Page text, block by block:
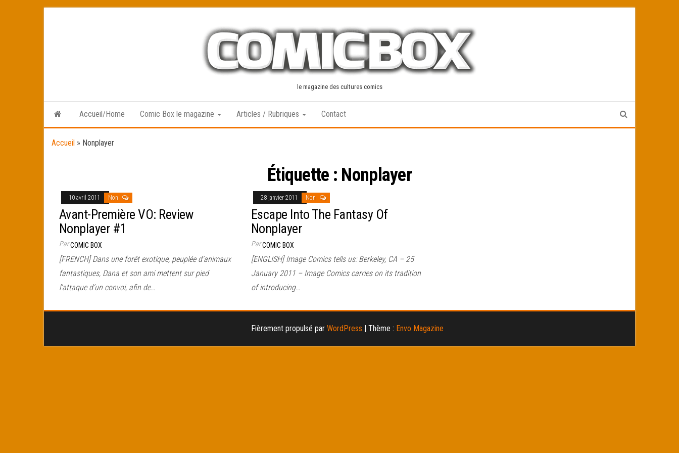
le magazine des cultures comics
Accueil/Home Comic Box le magazine Articles / Rubriques Contact
Accueil » Nonplayer
Étiquette : Nonplayer
10 avril 2011 Non
Avant-Première VO: Review
Nonplayer #1
ParCOMIC BOX
[FRENCH] Dans une forêt exotique, peuplée d’animaux
fantastiques, Dana et son ami mettent sur pied
l’attaque d’un convoi, afin de…
28 janvier 2011 Non
Escape Into The Fantasy Of
Nonplayer
ParCOMIC BOX
[ENGLISH] Image Comics tells us: Berkeley, CA – 25
January 2011 – Image Comics carries on its tradition
of introducing…
Fièrement propulsé par WordPress | Thème : Envo Magazine